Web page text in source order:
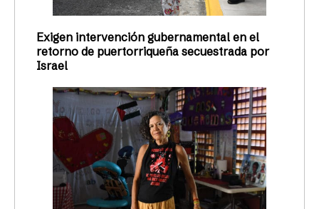
Exigen intervención gubernamental en el
retorno de puertorriqueña secuestrada por
Israel